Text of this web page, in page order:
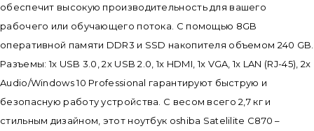
обеспечит высокую производительность для вашего
рабочего или обучающего потока. С помощью 8GB
оперативной памяти DDR3 и SSD накопителя объемом 240 GB.
Разъемы: 1x USB 3.0, 2x USB 2.0, 1x HDMI, 1x VGA, 1x LAN (RJ-45), 2x
Audio/Windows 10 Professional гарантируют быструю и
безопасную работу устройства. С весом всего 2,7 кг и
стильным дизайном, этот ноутбук oshiba Satelilite C870 –